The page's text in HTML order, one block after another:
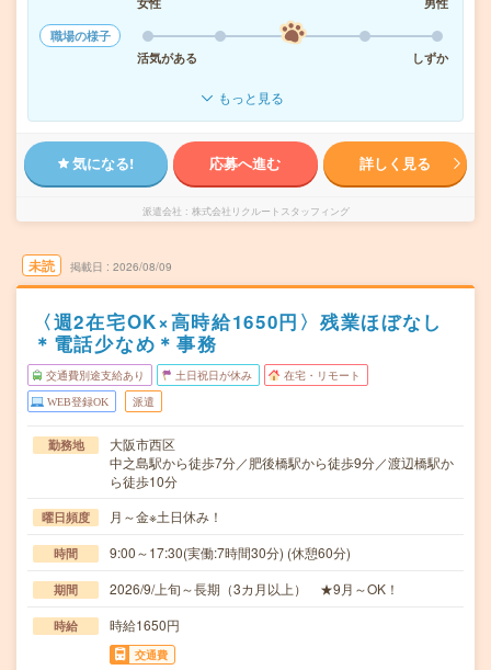
職場の様子
活気がある
しずか
もっと見る
気になる! 応募へ進む 詳しく見る
派遣会社 株式会社リクルートスタッフィング
未読 掲載日 2026/08/09
〈週2在宅OK×高時給1650円〉残業ほぼなし
＊電話少なめ＊事務
交通費別途支給あり 土日祝日が休み 在宅・リモート
WEB登録OK 派遣
勤務地
大阪市西区
中之島駅から徒歩7分／肥後橋駅から徒歩9分／渡辺橋駅か
ら徒歩10分
曜日頻度 月～金※土日休み！
時間 9:00～17:30(実働:7時間30分) (休憩60分)
期間 2026/9/上旬～長期（3カ月以上） ★9月～OK！
時給 時給1650円
交通費